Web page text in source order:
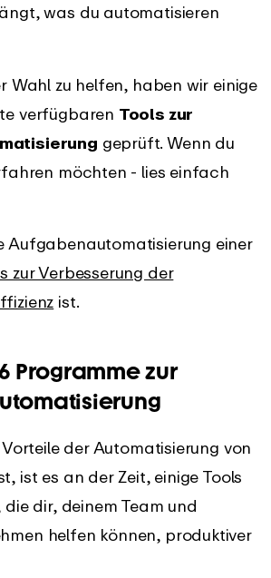
was du automatisieren
Wahl zu helfen, haben wir einige
verfügbaren Tools zur
geprüft. Wenn du
möchten - lies einfach
Aufgabenautomatisierung einer
zur Verbesserung der
ist.
Programme zur
der Automatisierung von
ist es an der Zeit, einige Tools
die dir, deinem Team und
helfen können, produktiver